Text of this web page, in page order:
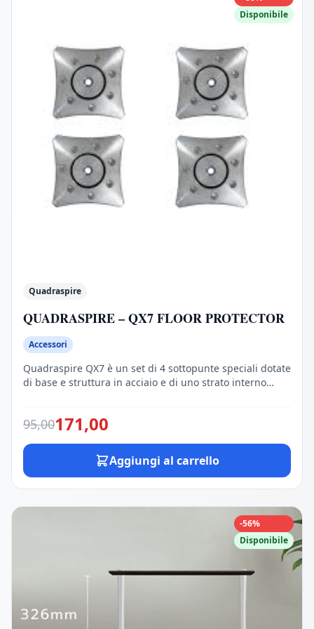
Disponibile
Quadraspire
QUADRASPIRE – QX7 FLOOR PROTECTOR
Accessori
Quadraspire QX7 è un set di 4 sottopunte speciali dotate
di base e struttura in acciaio e di uno strato interno
vibrazioni e per migliorare la qualità sonora e
isolanti meravigliosamente […]
95,00171,00
Aggiungi al carrello
-56%
Disponibile